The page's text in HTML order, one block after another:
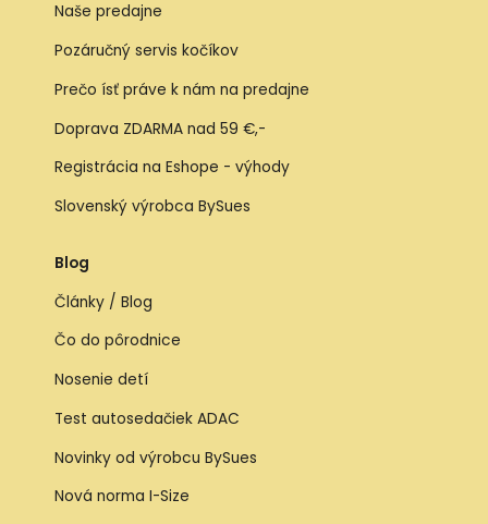
Naše predajne
Pozáručný servis kočíkov
Prečo ísť práve k nám na predajne
Doprava ZDARMA nad 59 €,-
Registrácia na Eshope - výhody
Slovenský výrobca BySues
Blog
Články / Blog
Čo do pôrodnice
Nosenie detí
Test autosedačiek ADAC
Novinky od výrobcu BySues
Nová norma I-Size